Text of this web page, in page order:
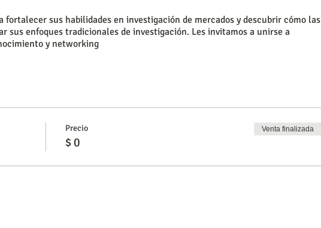
sus habilidades en investigación de mercados y descubrir cómo las
sus enfoques tradicionales de investigación. Les invitamos a unirse a
y networking
Precio
$ 0
Venta finalizada